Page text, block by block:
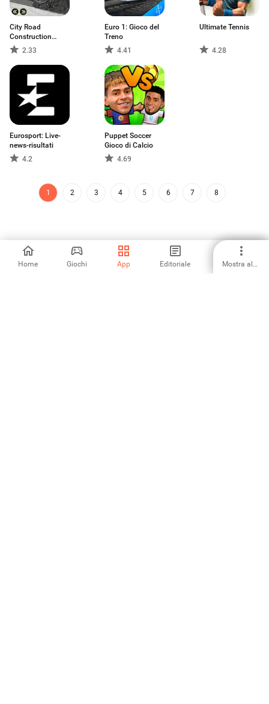
Home Giochi App Editoriale Mostra altro
City Road
Construction
Games
2.33
Euro 1: Gioco del
Treno
4.41
Ultimate Tennis
4.28
Eurosport: Live-
news-risultati
4.2
Puppet Soccer
Gioco di Calcio
4.69
1 2 3 4 5 6 7 8